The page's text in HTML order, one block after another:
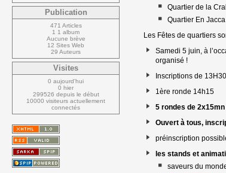
Quartier de la
Quartier En
Les Fêtes de quartiers
Samedi 5 juin, à
organisé !
Inscriptions de
1ère ronde 14h15
5 rondes de
Ouvert à tous,
préinscription
les stands et
saveurs du
Publication
471 Articles
1 1 album
Aucune brève
12 Sites Web
29 Auteurs
Visites
0 aujourd'hui
0 hier
299526 depuis le début
10000 visiteurs actuellement
connectés